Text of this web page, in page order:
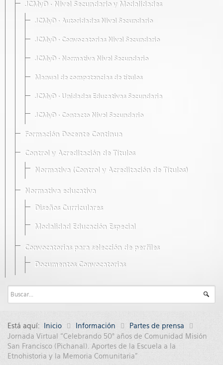
JCMyD · Nivel Secundario y Modalidades
JCMyD · Autoridades Nivel Secundario
JCMyD · Convocatorias Nivel Secundario
JCMyD · Normativa Nivel Secundario
Manual de competencias de títulos
JCMyD · Unidades Educativas Secundaria
JCMyD · Contacto Nivel Secundario
Formación Docente Continua
Control y Acreditación de Títulos
Normativa (Control y Acreditación de Títulos)
Normativa educativa
Diseños Curriculares
Modalidad Educación Especial
Convocatorias para selección de perfiles
Documentos Convocatorias
Está aquí: Inicio Información
Partes de prensa
Jornada Virtual “Celebrando 50° años de Comunidad Misión
San Francisco (Pichanal). Aportes de la Escuela a la
Etnohistoria y la Memoria Comunitaria”